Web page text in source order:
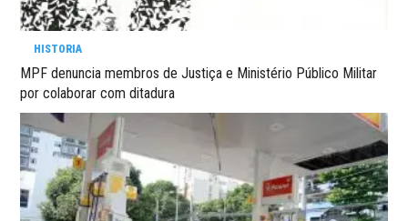
HISTORIA
MPF denuncia membros de Justiça e Ministério Público Militar
por colaborar com ditadura